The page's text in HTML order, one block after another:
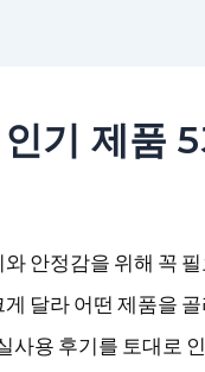
기 제품
안정감을 위해 꼭
달라 어떤 제품을
사용 후기를 토대로